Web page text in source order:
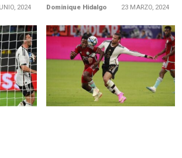
2024 Dominique Hidalgo 23 MARZO, 2024
LEER MÁS